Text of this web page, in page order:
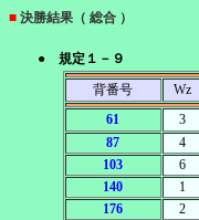
■ 決勝結果（ 総合 ）
● 規定１－９
背番号
Wz
61
3
87
4
103
6
140
1
176
2